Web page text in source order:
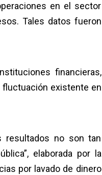
en el sector
Tales datos fueron
financieras,
existente en
resultados no son tan
elaborada por la
por lavado de dinero